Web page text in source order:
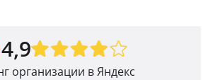
4,9
организации в Яндекс